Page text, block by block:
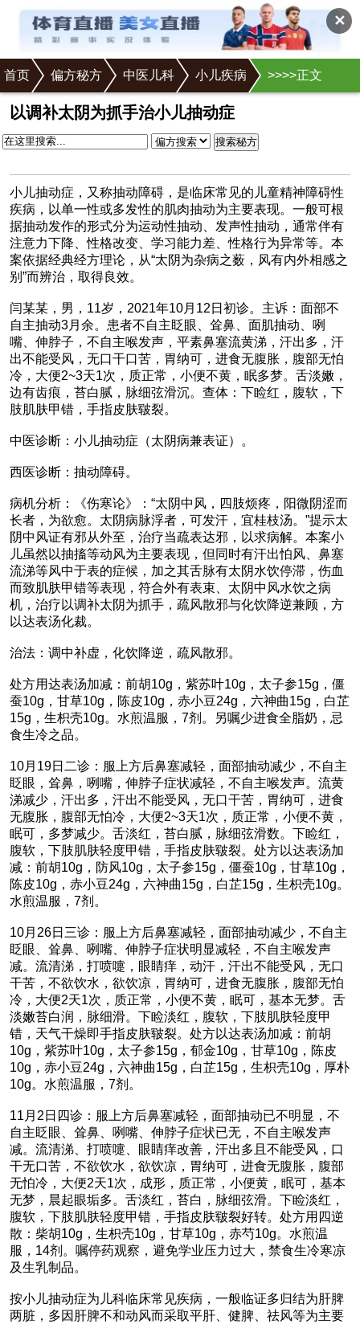
✕
首页 >
偏方秘方 >
中医儿科 >
小儿疾病 >正文
以调补太阴为抓手治小儿抽动症
搜索秘方
小儿抽动症，又称抽动障碍，是临床常见的儿童精神障碍性
疾病，以单一性或多发性的肌肉抽动为主要表现。一般可根
据抽动发作的形式分为运动性抽动、发声性抽动，通常伴有
注意力下降、性格改变、学习能力差、性格行为异常等。本
案依据经典经方理论，从“太阴为杂病之薮，风有内外相感之
别”而辨治，取得良效。
闫某某，男，11岁，2021年10月12日初诊。主诉：面部不
自主抽动3月余。患者不自主眨眼、耸鼻、面肌抽动、咧
嘴、伸脖子，不自主喉发声，平素鼻塞流黄涕，汗出多，汗
出不能受风，无口干口苦，胃纳可，进食无腹胀，腹部无怕
冷，大便2~3天1次，质正常，小便不黄，眠多梦。舌淡嫩，
边有齿痕，苔白腻，脉细弦滑沉。查体：下睑红，腹软，下
肢肌肤甲错，手指皮肤皲裂。
中医诊断：小儿抽动症（太阴病兼表证）。
西医诊断：抽动障碍。
病机分析：《伤寒论》：“太阴中风，四肢烦疼，阳微阴涩而
长者，为欲愈。太阴病脉浮者，可发汗，宜桂枝汤。”提示太
阴中风证有邪从外至，治疗当疏表达邪，以求病解。本案小
儿虽然以抽搐等动风为主要表现，但同时有汗出怕风、鼻塞
流涕等风中于表的症候，加之其舌脉有太阴水饮停滞，伤血
而致肌肤甲错等表现，符合外有表束、太阴中风水饮之病
机，治疗以调补太阴为抓手，疏风散邪与化饮降逆兼顾，方
以达表汤化裁。
治法：调中补虚，化饮降逆，疏风散邪。
处方用达表汤加减：前胡10g，紫苏叶10g，太子参15g，僵
蚕10g，甘草10g，陈皮10g，赤小豆24g，六神曲15g，白芷
15g，生枳壳10g。水煎温服，7剂。另嘱少进食全脂奶，忌
食生冷之品。
10月19日二诊：服上方后鼻塞减轻，面部抽动减少，不自主
眨眼，耸鼻，咧嘴，伸脖子症状减轻，不自主喉发声。流黄
涕减少，汗出多，汗出不能受风，无口干苦，胃纳可，进食
无腹胀，腹部无怕冷，大便2~3天1次，质正常，小便不黄，
眠可，多梦减少。舌淡红，苔白腻，脉细弦滑数。下睑红，
腹软，下肢肌肤轻度甲错，手指皮肤皲裂。处方以达表汤加
减：前胡10g，防风10g，太子参15g，僵蚕10g，甘草10g，
陈皮10g，赤小豆24g，六神曲15g，白芷15g，生枳壳10g。
水煎温服，7剂。
10月26日三诊：服上方后鼻塞减轻，面部抽动减少，不自主
眨眼、耸鼻、咧嘴、伸脖子症状明显减轻，不自主喉发声
减。流清涕，打喷嚏，眼睛痒，动汗，汗出不能受风，无口
干苦，不欲饮水，欲饮凉，胃纳可，进食无腹胀，腹部无怕
冷，大便2天1次，质正常，小便不黄，眠可，基本无梦。舌
淡嫩苔白润，脉细滑。下睑淡红，腹软，下肢肌肤轻度甲
错，天气干燥即手指皮肤皲裂。处方以达表汤加减：前胡
10g，紫苏叶10g，太子参15g，郁金10g，甘草10g，陈皮
10g，赤小豆24g，六神曲15g，白芷15g，生枳壳10g，厚朴
10g。水煎温服，7剂。
11月2日四诊：服上方后鼻塞减轻，面部抽动已不明显，不
自主眨眼、耸鼻、咧嘴、伸脖子症状已无，不自主喉发声
减。流清涕、打喷嚏、眼睛痒改善，汗出多且不能受风，口
干无口苦，不欲饮水，欲饮凉，胃纳可，进食无腹胀，腹部
无怕冷，大便2天1次，成形，质正常，小便黄，眠可，基本
无梦，晨起眼垢多。舌淡红，苔白，脉细弦滑。下睑淡红，
腹软，下肢肌肤轻度甲错，手指皮肤皲裂好转。处方用四逆
散：柴胡10g，生枳壳10g，甘草10g，赤芍10g。水煎温
服，14剂。嘱停药观察，避免学业压力过大，禁食生冷寒凉
及生乳制品。
按小儿抽动症为儿科临床常见疾病，一般临证多归结为肝脾
两脏，多因肝脾不和动风而采取平肝、健脾、祛风等为主要